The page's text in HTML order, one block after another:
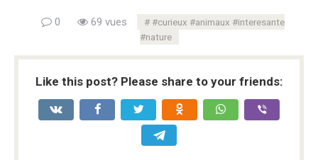
0 69 vues
#curieux #animaux #interesante
#nature
Like this post? Please share to your friends: